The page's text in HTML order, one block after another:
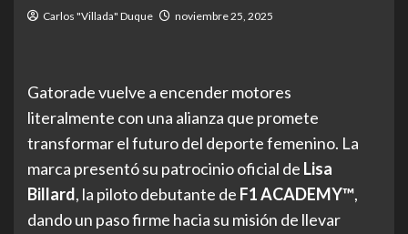
Carlos "Villada" Duque noviembre 25, 2025
Gatorade vuelve a encender motores
literalmente con una alianza que promete
transformar el futuro del deporte femenino. La
marca presentó su patrocinio oficial de Lisa
Billard, la piloto debutante de F1 ACADEMY™,
dando un paso firme hacia su misión de llevar